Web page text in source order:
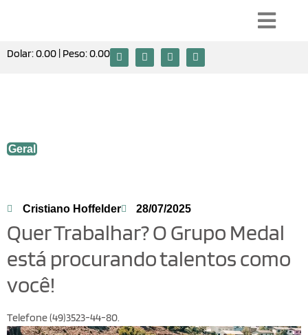
Dolar:0.00 | Peso:0.00
Geral
Cristiano Hoffelder 28/07/2025
Quer Trabalhar? O Grupo Medal
está procurando talentos como
você!
Telefone (49)3523-44-80.